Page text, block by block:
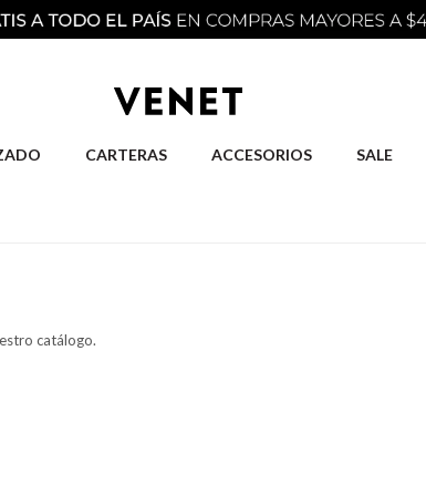
CARTERAS ACCESORIOS SALE
catálogo.